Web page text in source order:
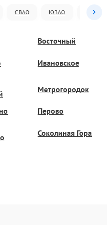
СВАО ЮВАО ЮАО
Восточный
Ивановское
Метрогородок
Перово
Соколиная Гора